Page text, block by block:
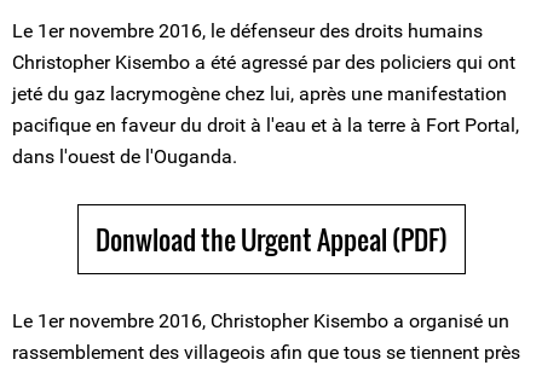
Le 1er novembre 2016, le défenseur des droits humains
Christopher Kisembo a été agressé par des policiers qui ont
jeté du gaz lacrymogène chez lui, après une manifestation
pacifique en faveur du droit à l'eau et à la terre à Fort Portal,
dans l'ouest de l'Ouganda.
Donwload the Urgent Appeal (PDF)
Le 1er novembre 2016, Christopher Kisembo a organisé un
rassemblement des villageois afin que tous se tiennent près